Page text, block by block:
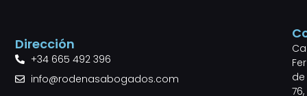
de
76,
Dirección
+34 665 492 396
info@rodenasabogados.com